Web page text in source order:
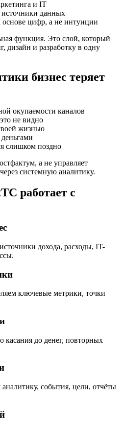
и IT
данных
цифр, а не интуиции
функция. Это слой, который
дизайн и разработку в одну
бизнес теряет
окупаемости каналов
не видно
жизнью
слишком поздно
а не управляет
системную аналитику.
работает с
дохода, расходы, IT-
ключевые метрики, точки
касания до денег, повторных
события, цели, отчёты